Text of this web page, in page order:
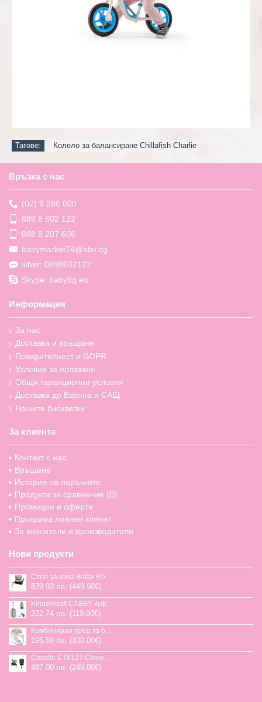
Тагове: Колело за балансиране Chillafish Charlie
Връзка с нас
(02) 9 286 000
089 8 602 122
088 8 207 606
babymarket74@abv.bg
viber: 0898602122
Skype: babybg.eu
Информация
За нас
Доставка и връщане
Поверителност и GDPR
Условия за ползване
Общи гаранционни условия
Доставка до Европа и САЩ
Нашите бисквитки
За клиента
Контакт с нас
Връщане
История на поръчките
Продукта за сравнение (0)
Промоции и оферти
Програма лоялен клиент
За вносители и производители
Нови продукти
Стол за кола Britax Römer Swivel-Grow Max Air, 40-125 см
879.93 лв. (449.90€)
KinderKraft CABBY куфар със седалка
232.74 лв. (119.00€)
Комбиниран уред за бебешка храна Jane Chefkiss, 7 функции
195.59 лв. (100.00€)
Cosatto CT6127 Come and go 2 столче за кола HOGLET
487.00 лв. (249.00€)